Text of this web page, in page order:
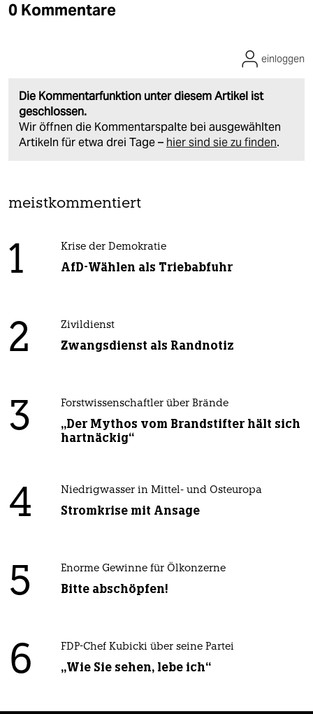
0 Kommentare
Die Kommentarfunktion unter diesem Artikel ist
geschlossen.
Wir öffnen die Kommentarspalte bei ausgewählten
Artikeln für etwa drei Tage – hier sind sie zu finden.
einloggen
meistkommentiert
1 Krise der Demokratie
AfD-Wählen als Triebabfuhr
2 Zivildienst
Zwangsdienst als Randnotiz
3 Forstwissenschaftler über Brände
„Der Mythos vom Brandstifter hält sich
hartnäckig“
4 Niedrigwasser in Mittel- und Osteuropa
Stromkrise mit Ansage
5 Enorme Gewinne für Ölkonzerne
Bitte abschöpfen!
6 FDP-Chef Kubicki über seine Partei
„Wie Sie sehen, lebe ich“